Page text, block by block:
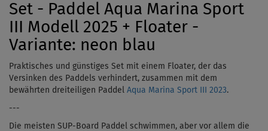
Set - Paddel Aqua Marina Sport
III Modell 2025 + Floater -
Variante: neon blau
Praktisches und günstiges Set mit einem Floater, der das
Versinken des Paddels verhindert, zusammen mit dem
bewährten dreiteiligen Paddel Aqua Marina Sport III 2023.
---
Die meisten SUP-Board Paddel schwimmen, aber vor allem die